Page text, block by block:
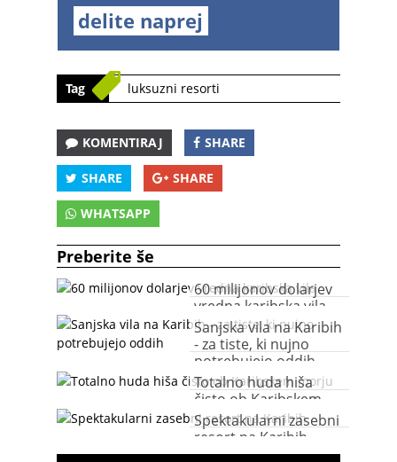
delite naprej
Tag luksuzni resorti
KOMENTIRAJ SHARE
SHARE SHARE
WHATSAPP
Preberite še
60 milijonov dolarjev
vredna karibska vila
Sanjska vila na Karibih
- za tiste, ki nujno
potrebujejo oddih
Totalno huda hiša
čisto ob Karibskem
morju
Spektakularni zasebni
resort na Karibih